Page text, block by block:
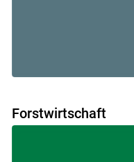
Forstwirtschaft